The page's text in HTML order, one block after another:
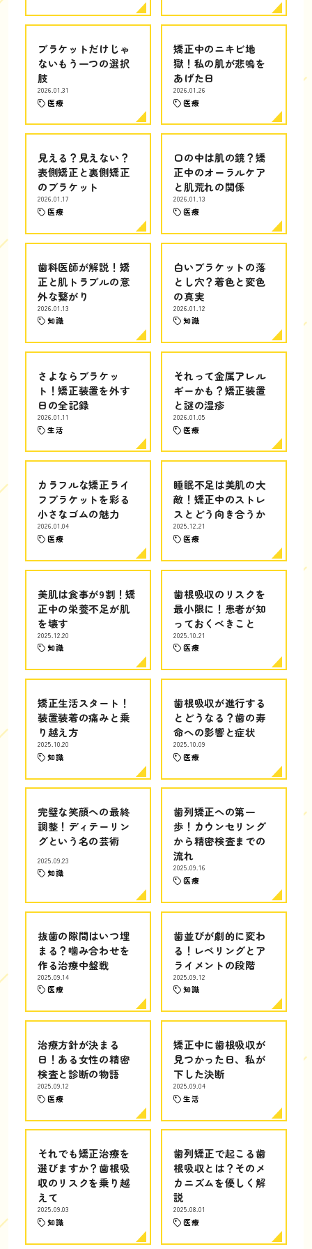
ブラケットだけじゃ
ないもう一つの選択
肢
2026.01.31
医療
矯正中のニキビ地
獄！私の肌が悲鳴を
あげた日
2026.01.26
医療
見える？見えない？
表側矯正と裏側矯正
のブラケット
2026.01.17
医療
口の中は肌の鏡？矯
正中のオーラルケア
と肌荒れの関係
2026.01.13
医療
歯科医師が解説！矯
正と肌トラブルの意
外な繋がり
2026.01.13
知識
白いブラケットの落
とし穴？着色と変色
の真実
2026.01.12
知識
さよならブラケッ
ト！矯正装置を外す
日の全記録
2026.01.11
生活
それって金属アレル
ギーかも？矯正装置
と謎の湿疹
2026.01.05
医療
カラフルな矯正ライ
フブラケットを彩る
小さなゴムの魅力
2026.01.04
医療
睡眠不足は美肌の大
敵！矯正中のストレ
スとどう向き合うか
2025.12.21
医療
美肌は食事が9割！矯
正中の栄養不足が肌
を壊す
2025.12.20
知識
歯根吸収のリスクを
最小限に！患者が知
っておくべきこと
2025.10.21
医療
矯正生活スタート！
装置装着の痛みと乗
り越え方
2025.10.20
知識
歯根吸収が進行する
とどうなる？歯の寿
命への影響と症状
2025.10.09
医療
完璧な笑顔への最終
調整！ディテーリン
グという名の芸術
2025.09.23
知識
歯列矯正への第一
歩！カウンセリング
から精密検査までの
流れ
2025.09.16
医療
抜歯の隙間はいつ埋
まる？噛み合わせを
作る治療中盤戦
2025.09.14
医療
歯並びが劇的に変わ
る！レベリングとア
ライメントの段階
2025.09.12
知識
治療方針が決まる
日！ある女性の精密
検査と診断の物語
2025.09.12
医療
矯正中に歯根吸収が
見つかった日、私が
下した決断
2025.09.04
生活
それでも矯正治療を
選びますか？歯根吸
収のリスクを乗り越
えて
2025.09.03
知識
歯列矯正で起こる歯
根吸収とは？そのメ
カニズムを優しく解
説
2025.08.01
医療